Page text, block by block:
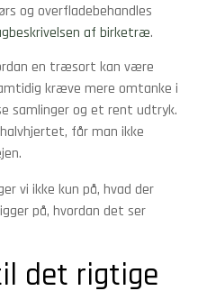
og overfladebehandles
af birketræ.
en træsort kan være
kræve mere omtanke i
samlinger og et rent udtryk.
får man ikke
vi ikke kun på, hvad der
på, hvordan det ser
det rigtige